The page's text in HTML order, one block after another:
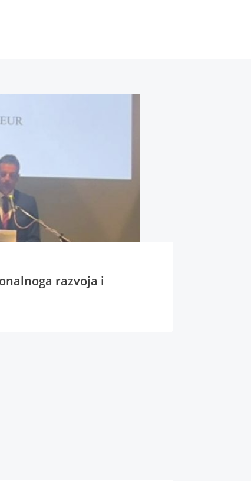
razvoja i